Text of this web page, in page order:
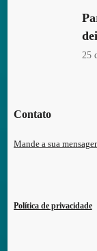
25
Contato
Mande a sua
Política de privacidade